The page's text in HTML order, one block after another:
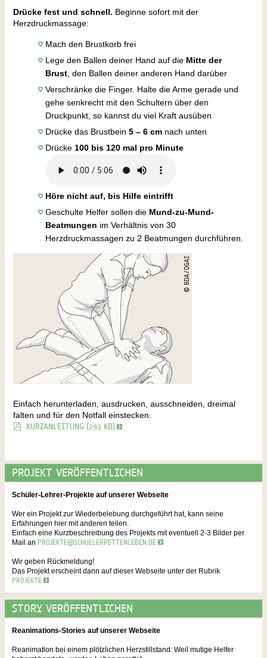
Drücke fest und schnell. Beginne sofort mit der
Herzdruckmassage:
Mach den Brustkorb frei
Lege den Ballen deiner Hand auf die Mitte der
Brust , den Ballen deiner anderen Hand darüber
Verschränke die Finger. Halte die Arme gerade und
gehe senkrecht mit den Schultern über den
Druckpunkt, so kannst du viel Kraft ausüben
Drücke das Brustbein 5 – 6 cm nach unten
Drücke 100 bis 120 mal pro Minute
Höre nicht auf, bis Hilfe eintrifft
Geschulte Helfer sollen die Mund-zu-Mund-
Beatmungen im Verhältnis von 30
Herzdruckmassagen zu 2 Beatmungen durchführen.
Einfach herunterladen, ausdrucken, ausschneiden, dreimal
falten und für den Notfall einstecken.
PDF
KURZANLEITUNG (293 KB)
PROJEKT VERÖFFENTLICHEN
Schüler-Lehrer-Projekte auf unserer Webseite
Wer ein Projekt zur Wiederbelebung durchgeführt hat, kann seine
Erfahrungen hier mit anderen teilen.
Einfach eine Kurzbeschreibung des Projekts mit eventuell 2-3 Bilder per
Mail an PROJEKTE@SCHUELERRETTENLEBEN.DE
Wir geben Rückmeldung!
Das Projekt erscheint dann auf dieser Webseite unter der Rubrik
PROJEKTE
STORY VERÖFFENTLICHEN
Reanimations-Stories auf unserer Webseite
Reanimation bei einem plötzlichen Herzstillstand: Weil mutige Helfer